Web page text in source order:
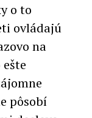
o to
ovládajú
na
pôsobí